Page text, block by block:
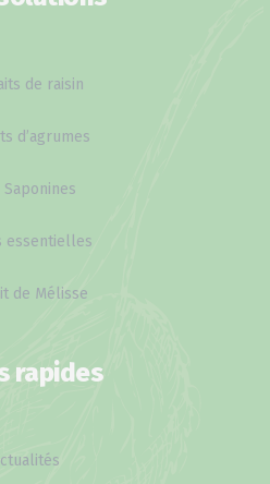
de raisin
d’agrumes
Saponines
essentielles
de Mélisse
rapides